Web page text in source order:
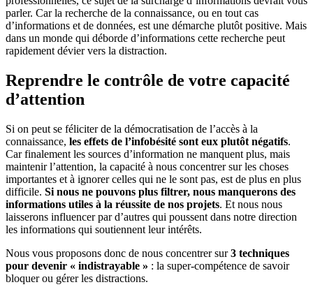
parler. Car la recherche de la connaissance, ou en tout cas
d’informations et de données, est une démarche plutôt positive. Mais
dans un monde qui déborde d’informations cette recherche peut
rapidement dévier vers la distraction.
Reprendre le contrôle de votre capacité
d’attention
Si on peut se féliciter de la démocratisation de l’accès à la
connaissance, les effets de l’infobésité sont eux plutôt négatifs.
Car finalement les sources d’information ne manquent plus, mais
maintenir l’attention, la capacité à nous concentrer sur les choses
importantes et à ignorer celles qui ne le sont pas, est de plus en plus
difficile. Si nous ne pouvons plus filtrer, nous manquerons des
informations utiles à la réussite de nos projets. Et nous nous
laisserons influencer par d’autres qui poussent dans notre direction
les informations qui soutiennent leur intérêts.
Nous vous proposons donc de nous concentrer sur3 techniques
pour devenir « indistrayable » : la super-compétence de savoir
bloquer ou gérer les distractions.